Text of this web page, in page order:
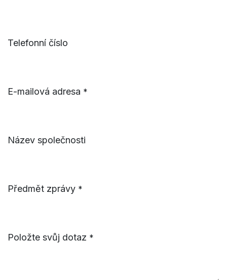
Telefonní číslo
E-mailová adresa *
Název společnosti
Předmět zprávy *
Položte svůj dotaz *